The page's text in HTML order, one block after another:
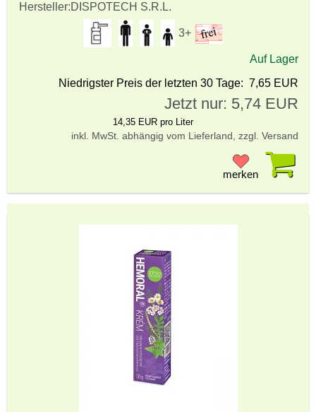
Hersteller:DISPOTECH S.R.L.
3+
Auf Lager
Niedrigster Preis der letzten 30 Tage: 7,65 EUR
Jetzt nur: 5,74 EUR
14,35 EUR pro Liter
inkl. MwSt. abhängig vom Lieferland, zzgl. Versand
merken